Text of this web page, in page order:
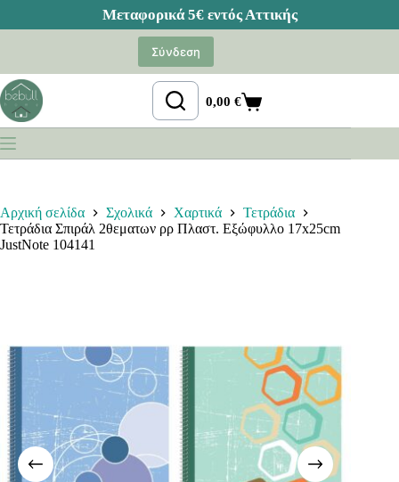
Σύνδεση
Καλάθι
Αγορών
0,00€
Αρχική σελίδα Σχολικά Χαρτικά
Τετράδια
Τετράδια Σπιράλ 2θεματων ρρ Πλαστ. Εξώφυλλο 17x25cm
JustNote 104141